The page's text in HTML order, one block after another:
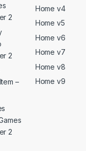
2
2
–
2
Home v4
Home v5
Home v6
Home v7
Home v8
Home v9